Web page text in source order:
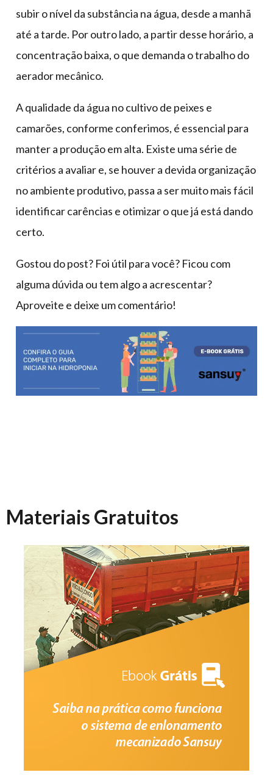
subir o nível da substância na água, desde a manhã
até a tarde. Por outro lado, a partir desse horário, a
concentração baixa, o que demanda o trabalho do
aerador mecânico.
A qualidade da água no cultivo de peixes e
camarões, conforme conferimos, é essencial para
manter a produção em alta. Existe uma série de
critérios a avaliar e, se houver a devida organização
no ambiente produtivo, passa a ser muito mais fácil
identificar carências e otimizar o que já está dando
certo.
Gostou do post? Foi útil para você? Ficou com
alguma dúvida ou tem algo a acrescentar?
Aproveite e deixe um comentário!
Materiais Gratuitos